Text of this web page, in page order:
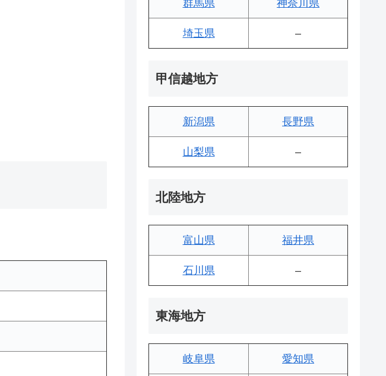
群馬県 神奈川県
埼玉県 –
甲信越地方
新潟県 長野県
山梨県 –
北陸地方
富山県 福井県
石川県 –
東海地方
岐阜県 愛知県